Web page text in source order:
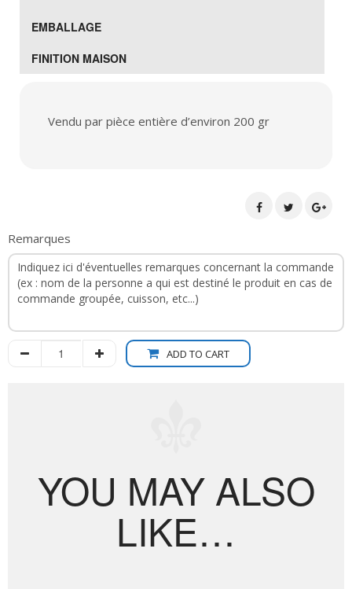
EMBALLAGE
FINITION MAISON
Vendu par pièce entière d’environ 200 gr
Remarques
ADD TO CART
YOU MAY ALSO
LIKE…